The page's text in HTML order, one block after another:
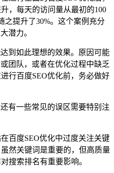
，每天的访问量从最初的100
之提升了30%。这个案例充分
潜力。
到如此理想的效果。原因可能
团队，或者在优化过程中缺乏
行百度SEO优化前，务必做好
有一些常见的误区需要特别注
百度SEO优化中过度关注关键
然关键词是重要的，但高质量
搜索排名有重要影响。